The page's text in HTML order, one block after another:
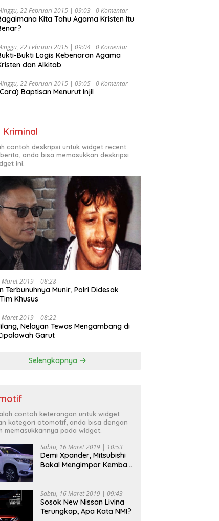
22 Februari 2015 | 09:03 0 Komentar
Kita Tahu Agama Kristen itu
22 Februari 2015 | 09:04 0 Komentar
Bukti Logis Kebenaran Agama
dan Alkitab
22 Februari 2015 | 09:05 0 Komentar
Baptisan Menurut Injil
contoh deskripsi untuk widget recent
anda bisa memasukkan deskripsi
ini.
Maret 2019 | 08:28
Terbunuhnya Munir, Polri Didesak
Khusus
Maret 2019 | 08:22
Nelayan Tewas Mengambang di
Garut
Selengkapnya
contoh keterangan untuk widget
kategori otomotif, anda bisa dengan
memasukkannya pada widget.
Sabtu, 16 Maret 2019 | 10:53
Demi Xpander, Mitsubishi
Bakal Mengimpor Kembali
Sabtu, 16 Maret 2019 | 09:43
Sosok New Nissan Livina
Terungkap, Apa Kata NMI?